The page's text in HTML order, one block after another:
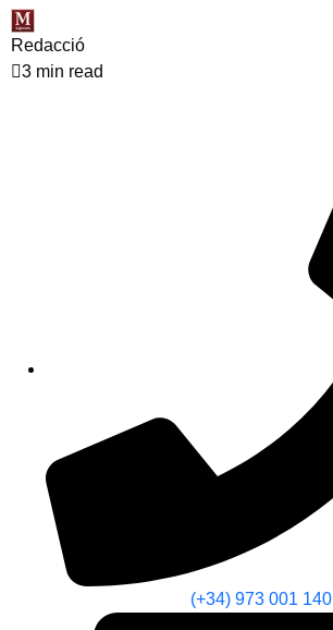
Redacció
3 min read
(+34) 973 001 140